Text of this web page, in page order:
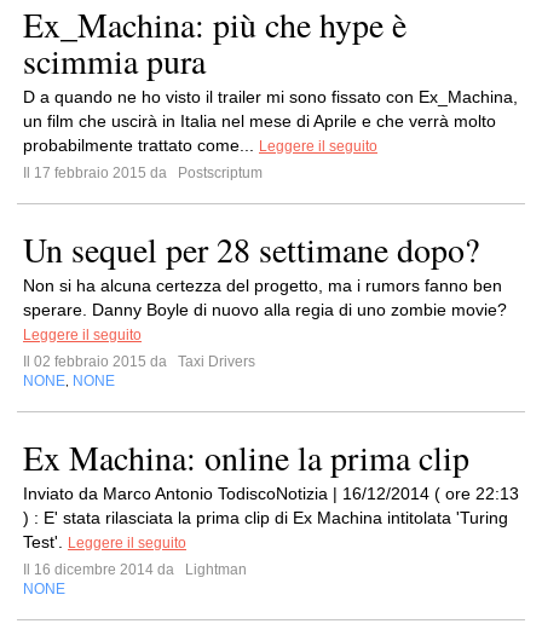
Ex_Machina: più che hype è
scimmia pura
D a quando ne ho visto il trailer mi sono fissato con Ex_Machina,
un film che uscirà in Italia nel mese di Aprile e che verrà molto
probabilmente trattato come...
Leggere il seguito
Il 17 febbraio 2015 da
Postscriptum
Un sequel per 28 settimane dopo?
Non si ha alcuna certezza del progetto, ma i rumors fanno ben
sperare. Danny Boyle di nuovo alla regia di uno zombie movie?
Leggere il seguito
Il 02 febbraio 2015 da
Taxi Drivers
NONE NONE
Ex Machina: online la prima clip
Inviato da Marco Antonio TodiscoNotizia | 16/12/2014 ( ore 22:13
) : E' stata rilasciata la prima clip di Ex Machina intitolata 'Turing
Test'.
Leggere il seguito
Il 16 dicembre 2014 da
Lightman
NONE